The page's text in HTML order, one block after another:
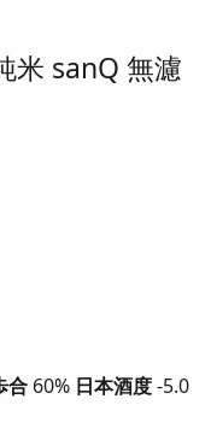
米 sanQ 無濾
合 60% 日本酒度-5.0